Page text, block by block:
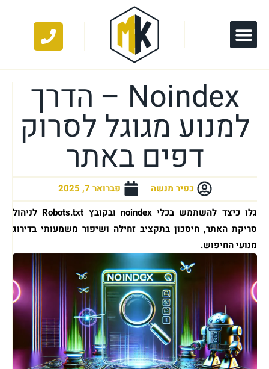
Noindex – הדרך
למנוע מגוגל לסרוק
דפים באתר
כפיר מנשה
פברואר 7, 2025
גלו כיצד להשתמש בכלי noindex ובקובץ Robots.txt לניהול
סריקת האתר, חיסכון בתקציב זחילה ושיפור משמעותי בדירוג
מנועי החיפוש.